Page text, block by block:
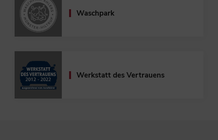
Waschpark
Werkstatt des Vertrauens